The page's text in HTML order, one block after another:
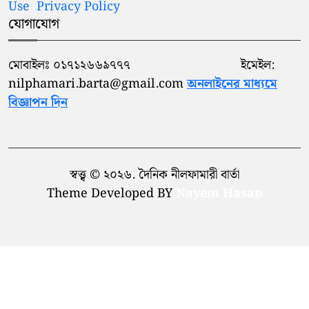
নীলফামারী মশিউর রহমান ডিগ্রী
কলেজ সরকারি করণের দাবী
১০
Use Privacy Policy
যোগাযোগ
মোবাইলঃ ০১৭১২৬৬৯৭৭৭ ইমেইল:
nilphamari.barta@gmail.comঅনলাইনের মাধ্যমে
বিজ্ঞাপন দিন
স্বত্ত্ব © ২০২৬. দৈনিক নীলফামারী বার্তা
Theme Developed BY